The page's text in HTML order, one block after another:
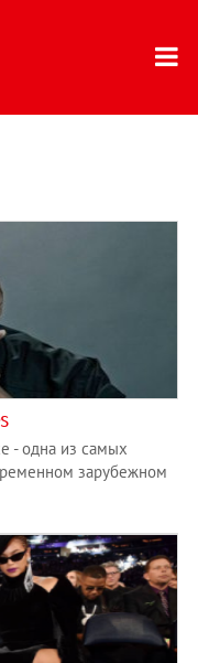
- одна из самых
зарубежном